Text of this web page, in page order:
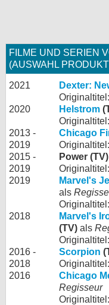
FILME UND SERIEN
(AUSWAHL
2021 Dexter:
2020
Helstrom
2013 -
2019
Chicago
2015 -
2019
Power (TV)
2019
Marvel's
als
2018
Marvel's
(TV) als
2016 -
2018
Scorpion
2016
Chicago
Regisseur